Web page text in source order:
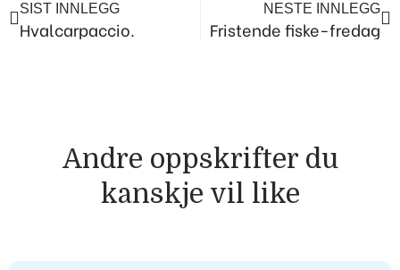
SIST INNLEGG
Hvalcarpaccio.
NESTE INNLEGG
Fristende fiske-fredag
Andre oppskrifter du
kanskje vil like